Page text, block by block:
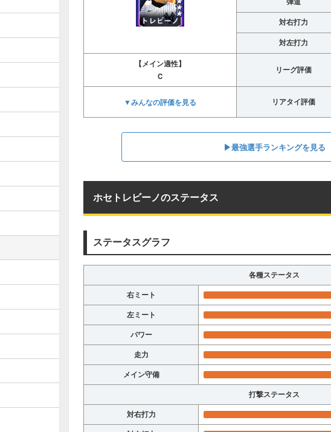
対右打力
対左打力
【メイン適性】
C
リーグ評価
▼みんなの評価を見る リアタイ評価
▶︎最強選手ランキングを見る
ホセトレビーノのステータス
ステータスグラフ
各種ステータス
右ミート
左ミート
パワー
走力
メイン守備
打撃ステータス
対右打力